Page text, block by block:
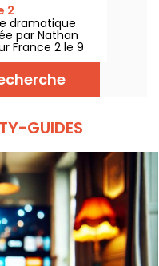
gratuite !
2
dramatique
par Nathan
France 2 le 9
GUIDES